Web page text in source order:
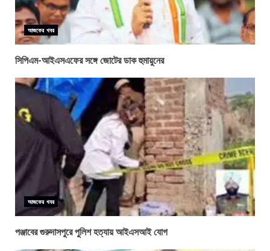
আজকের খবর
সিপিএম-আইএসএফের সঙ্গে জোটের ডাক হুমায়ুনের
আজকের খবর
পঞ্জাবের গুরুদাসপুরে পুলিশ হত্যায় আইএসআই যোগ